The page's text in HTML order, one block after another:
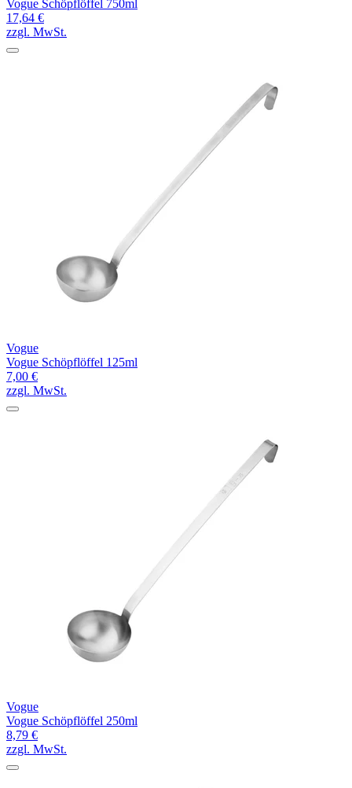
Vogue Schöpflöffel 750ml
17,64 €
zzgl. MwSt.
Vogue
Vogue Schöpflöffel 125ml
7,00 €
zzgl. MwSt.
Vogue
Vogue Schöpflöffel 250ml
8,79 €
zzgl. MwSt.